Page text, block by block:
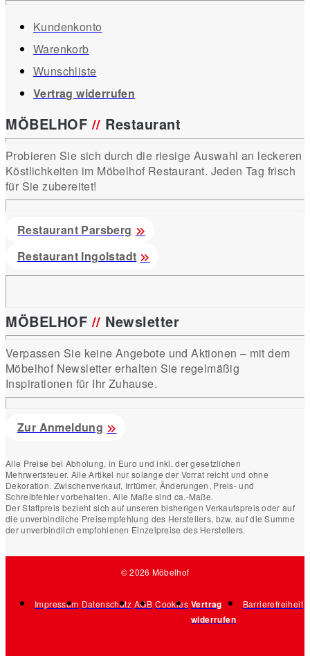
Kundenkonto
Warenkorb
Wunschliste
Vertrag widerrufen
MÖBELHOF// Restaurant
Probieren Sie sich durch die riesige Auswahl an leckeren
Köstlichkeiten im Möbelhof Restaurant. Jeden Tag frisch
für Sie zubereitet!
Restaurant Parsberg
Restaurant Ingolstadt
MÖBELHOF// Newsletter
Verpassen Sie keine Angebote und Aktionen – mit dem
Möbelhof Newsletter erhalten Sie regelmäßig
Inspirationen für Ihr Zuhause.
Zur Anmeldung
Alle Preise bei Abholung, in Euro und inkl. der gesetzlichen
Mehrwertsteuer. Alle Artikel nur solange der Vorrat reicht und ohne
Dekoration. Zwischenverkauf, Irrtümer, Änderungen, Preis- und
Schreibfehler vorbehalten. Alle Maße sind ca.-Maße.
Der Stattpreis bezieht sich auf unseren bisherigen Verkaufspreis oder auf
die unverbindliche Preisempfehlung des Herstellers, bzw. auf die Summe
der unverbindlich empfohlenen Einzelpreise des Herstellers.
© 2026 Möbelhof
Impressum Datenschutz AGB Cookies Vertrag
widerrufen
Barrierefreiheit